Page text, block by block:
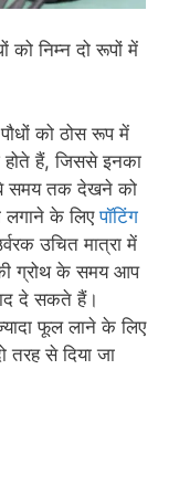
निम्न दो रूपों में
पौधों को ठोस रूप में
होते हैं, जिससे इनका
समय तक देखने को
लगाने के लिएपॉटिंग
उचित मात्रा में
ग्रोथ के समय आप
दे सकते हैं।
फूल लाने के लिए
तरह से दिया जा